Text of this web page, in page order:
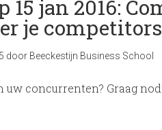
15 jan 2016:
je
door Beeckestijn Business School
uw concurrenten? Graag